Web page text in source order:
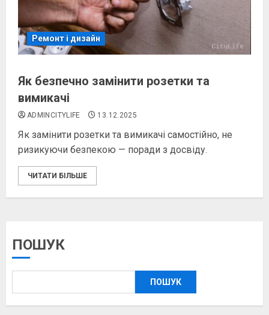
Ремонт і дизайн
Як безпечно замінити розетки та
вимикачі
ADMINCITYLIFE 13.12.2025
Як замінити розетки та вимикачі самостійно, не
ризикуючи безпекою — поради з досвіду.
ЧИТАТИ БІЛЬШЕ
ПОШУК
ПОШУК